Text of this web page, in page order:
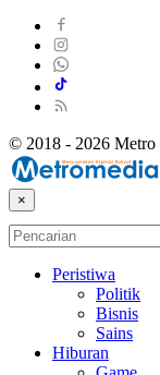
© 2018 - 2026 Metro
×
Peristiwa
Politik
Bisnis
Sains
Hiburan